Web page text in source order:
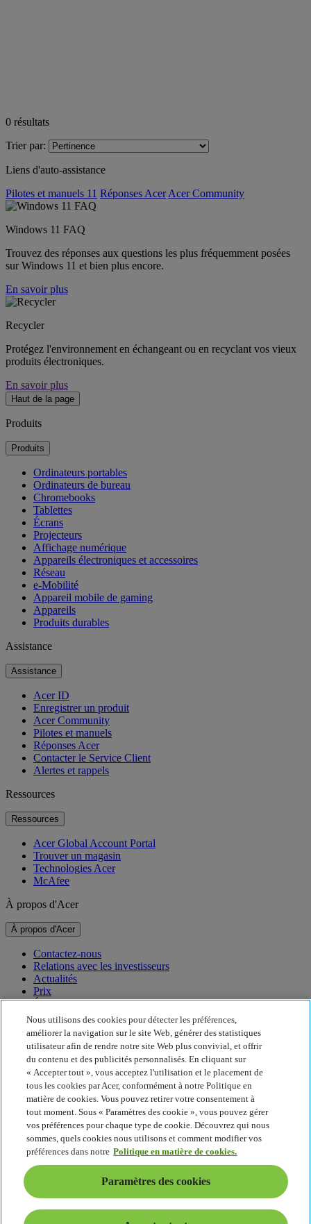
0 résultats
Trier par:
Liens d'auto-assistance
Pilotes et manuels 11 Réponses Acer Acer Community
Windows 11 FAQ
Trouvez des réponses aux questions les plus fréquemment posées
sur Windows 11 et bien plus encore.
En savoir plus
Recycler
Protégez l'environnement en échangeant ou en recyclant vos vieux
produits électroniques.
En savoir plus
Haut de la page
Produits
Produits
Ordinateurs portables
Ordinateurs de bureau
Chromebooks
Tablettes
Écrans
Projecteurs
Affichage numérique
Appareils électroniques et accessoires
Réseau
e-Mobilité
Appareil mobile de gaming
Appareils
Produits durables
Assistance
Assistance
Acer ID
Enregistrer un produit
Acer Community
Pilotes et manuels
Réponses Acer
Contacter le Service Client
Alertes et rappels
Ressources
Ressources
Acer Global Account Portal
Trouver un magasin
Technologies Acer
McAfee
À propos d'Acer
À propos d'Acer
Contactez-nous
Relations avec les investisseurs
Actualités
Prix
Événements
Développement durable
Développement durable
Responsabilité sociale de l'entreprise
Empreinte carbone du produit
Project Humanity
Earthion
Politique de confidentialité
Politique en matière de cookies
Mentions légales
Informations légales supplémentaires
Politique en matière d'accessibilité
Paramètres des cookies
France - Français
Nous utilisons des cookies pour détecter les préférences,
améliorer la navigation sur le site Web, générer des statistiques
utilisateur afin de rendre notre site Web plus convivial, et offrir
du contenu et des publicités personnalisés. En cliquant sur
« Accepter tout », vous acceptez l'utilisation et le placement de
tous les cookies par Acer, conformément à notre Politique en
matière de cookies. Vous pouvez retirer votre consentement à
tout moment. Sous « Paramètres des cookie », vous pouvez gérer
vos préférences pour chaque type de cookie. Découvrez qui nous
sommes, quels cookies nous utilisons et comment modifier vos
préférences dans notre Politique en matière de cookies.
Paramètres des cookies